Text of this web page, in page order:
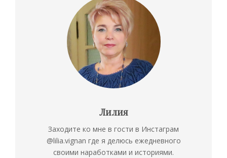
Лилия
Заходите ко мне в гости в Инстаграм
@lilia.vignan где я делюсь ежедневного
своими наработками и историями.